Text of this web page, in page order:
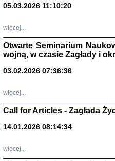
05.03.2026 11:10:20
więcej...
Otwarte Seminarium
wojną, w czasie Zagłady i
03.02.2026 07:36:36
więcej...
Call for Articles - Zagłada
14.01.2026 08:14:34
więcej...